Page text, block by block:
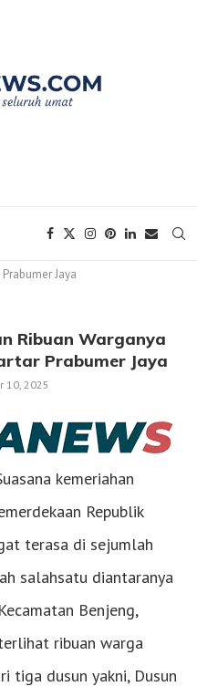
Jaya
Ribuan Warganya
Prabumer Jaya
10, 2025
kemeriahan
Republik
terasa di sejumlah
salahsatu diantaranya
Benjeng,
ribuan warga
tiga dusun yakni, Dusun